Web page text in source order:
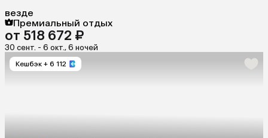
везде
Премиальный отдых
от 518 672 ₽
30 сент. - 6 окт., 6 ночей
Кешбэк + 6 112